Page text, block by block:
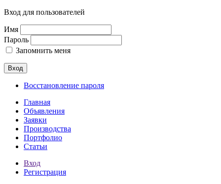
Вход для пользователей
Имя
Пароль
Запомнить меня
Вход
Восстановление пароля
Главная
Объявления
Заявки
Производства
Портфолио
Статьи
Вход
Регистрация